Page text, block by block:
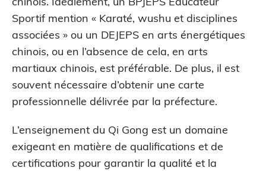
Sportif mention « Karaté, wushu et disciplines
associées » ou un DEJEPS en arts énergétiques
chinois, ou en l’absence de cela, en arts
martiaux chinois, est préférable. De plus, il est
souvent nécessaire d’obtenir une carte
professionnelle délivrée par la préfecture.
L’enseignement du Qi Gong est un domaine
exigeant en matière de qualifications et de
certifications pour garantir la qualité et la